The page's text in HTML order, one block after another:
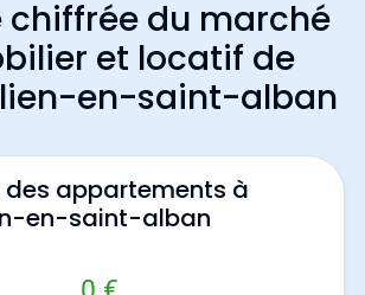
chiffrée du marché
et locatif de
en-saint-alban
des appartements à
en-saint-alban